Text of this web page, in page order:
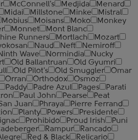
McConnell's Medjida
Menard
Midai Millstone Minke
Mistral
Mobius Moisans Moko
Monkey
Monnet
Mont Blanc
Runners Mortlach
Mozart
Naud Neft
Nemiroff
Wave Normindia
Nucky
Old Ballantruan
Old Gyumri
Old Pilot's Old Smuggler
Omar
Orran Orthodox
Osmoz
Paddy Padre Azul Pages
Parati
Paul John Pearse
Peat
Juan Phraya
Pierre Ferrand
Planty Powers
Presidente
Prohibido Proud Irish
Puni
Rampur
Rancado
Red & Black
Relicario